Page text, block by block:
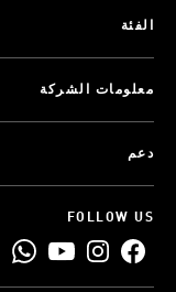
الفئة
معلومات الشركة
دعم
FOLLOW US